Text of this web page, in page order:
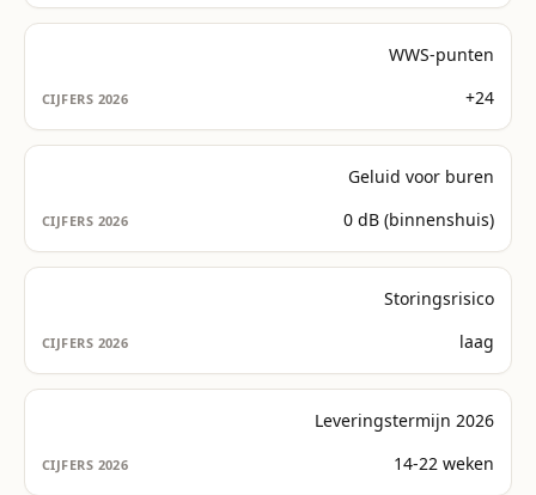
WWS-punten
+24
Geluid voor buren
0 dB (binnenshuis)
Storingsrisico
laag
Leveringstermijn 2026
14-22 weken